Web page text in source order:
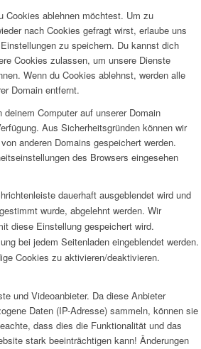
Cookies ablehnen möchtest. Um zu
nach Cookies gefragt wirst, erlaube uns
zu speichern. Du kannst dich
Cookies zulassen, um unsere Dienste
Wenn du Cookies ablehnst, werden alle
Domain entfernt.
Computer auf unserer Domain
Aus Sicherheitsgründen können wir
anderen Domains gespeichert werden.
des Browsers eingesehen
dauerhaft ausgeblendet wird und
wurde, abgelehnt werden. Wir
diese Einstellung gespeichert wird.
bei jedem Seitenladen eingeblendet werden.
Cookies zu aktivieren/deaktivieren.
und Videoanbieter. Da diese Anbieter
Daten (IP-Adresse) sammeln, können sie
dass dies die Funktionalität und das
stark beeinträchtigen kann! Änderungen